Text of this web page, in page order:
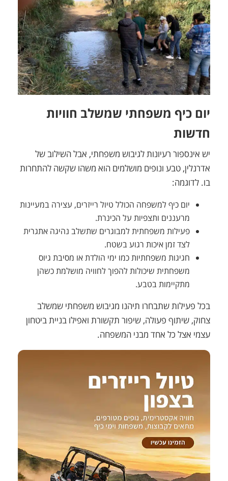
יום כיף משפחתי שמשלב חוויות
חדשות
יש אינספור רעיונות לגיבוש משפחתי, אבל השילוב של
אדרנלין, טבע ונופים מושלמים הוא משהו שקשה להתחרות
בו. לדוגמה:
יום כיף למשפחה הכולל טיול רייזרים, עצירה במעיינות
מרעננים ותצפיות על הכינרת.
פעילות משפחתית למבוגרים שתשלב נהיגה אתגרית
לצד זמן איכות רגוע בשטח.
חגיגות משפחתיות כמו ימי הולדת או מסיבת גיוס
משפחתית שיכולות להפוך לחוויה מושלמת כשהן
מתקיימות בטבע.
בכל פעילות שתבחרו תיהנו מגיבוש משפחתי שמשלב
צחוק, שיתוף פעולה, שיפור תקשורת ואפילו בניית ביטחון
עצמי אצל כל אחד מבני המשפחה.